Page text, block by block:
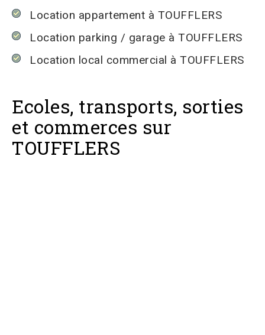
Location appartement à TOUFFLERS
Location parking / garage à TOUFFLERS
Location local commercial à TOUFFLERS
Ecoles, transports, sorties
et commerces sur
TOUFFLERS